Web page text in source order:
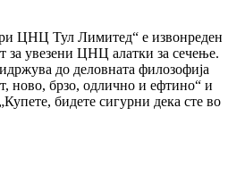
ЦНЦ Тул Лимитед“ е извонреден
за увезени ЦНЦ алатки за сечење.
до деловната филозофија
ново, брзо, одлично и ефтино“ и
бидете сигурни дека сте во